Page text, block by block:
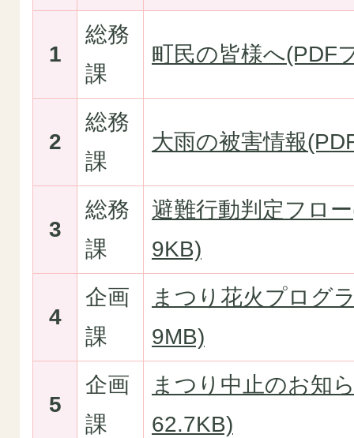
1
総務
課
町民の皆様へ(PDF
2
総務
課
大雨の被害情報
3
総務
課
避難行動判定フロ
9KB)
4
企画
課
まつり花火プログ
9MB)
5
企画
課
まつり中止のお知
62.7KB)